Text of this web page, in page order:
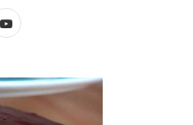
Y
u
T